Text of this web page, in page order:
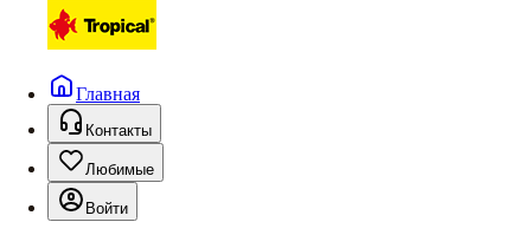
Главная
Контакты
Любимые
Войти